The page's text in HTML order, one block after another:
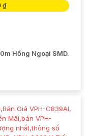
₫
Hồng Ngoại SMD.